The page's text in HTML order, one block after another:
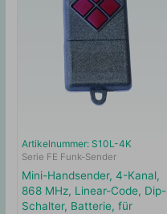
Artikelnummer: S10L-4K
Serie FE Funk-Sender
Mini-Handsender, 4-Kanal,
868 MHz, Linear-Code, Dip-
Schalter, Batterie, für